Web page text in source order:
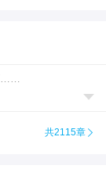
……

共2115章 